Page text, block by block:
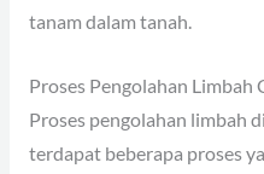
tanam dalam tanah.
Proses Pengolahan Limbah
Proses pengolahan limbah
terdapat beberapa proses